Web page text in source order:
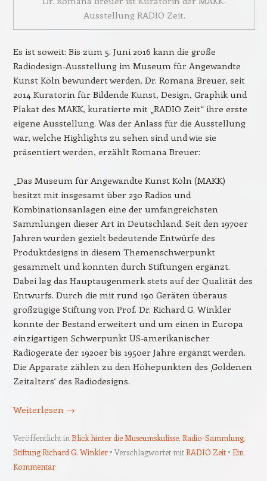
Ausstellung RADIO Zeit.
Es ist soweit: Bis zum 5. Juni 2016 kann die große
Radiodesign-Ausstellung im Museum für Angewandte
Kunst Köln bewundert werden. Dr. Romana Breuer, seit
2014 Kuratorin für Bildende Kunst, Design, Graphik und
Plakat des MAKK, kuratierte mit „RADIO Zeit“ ihre erste
eigene Ausstellung. Was der Anlass für die Ausstellung
war, welche Highlights zu sehen sind und wie sie
präsentiert werden, erzählt Romana Breuer:
„Das Museum für Angewandte Kunst Köln (MAKK)
besitzt mit insgesamt über 230 Radios und
Kombinationsanlagen eine der umfangreichsten
Sammlungen dieser Art in Deutschland. Seit den 1970er
Jahren wurden gezielt bedeutende Entwürfe des
Produktdesigns in diesem Themenschwerpunkt
gesammelt und konnten durch Stiftungen ergänzt.
Dabei lag das Hauptaugenmerk stets auf der Qualität des
Entwurfs. Durch die mit rund 190 Geräten überaus
großzügige Stiftung von Prof. Dr. Richard G. Winkler
konnte der Bestand erweitert und um einen in Europa
einzigartigen Schwerpunkt US-amerikanischer
Radiogeräte der 1920er bis 1950er Jahre ergänzt werden.
Die Apparate zählen zu den Höhepunkten des ‚Goldenen
Zeitalters‘ des Radiodesigns.
Weiterlesen →
Veröffentlicht in Blick hinter die Museumskulisse, Radio-Sammlung,
Stiftung Richard G. Winkler
Verschlagwortet mitRADIO Zeit
Ein
Kommentar